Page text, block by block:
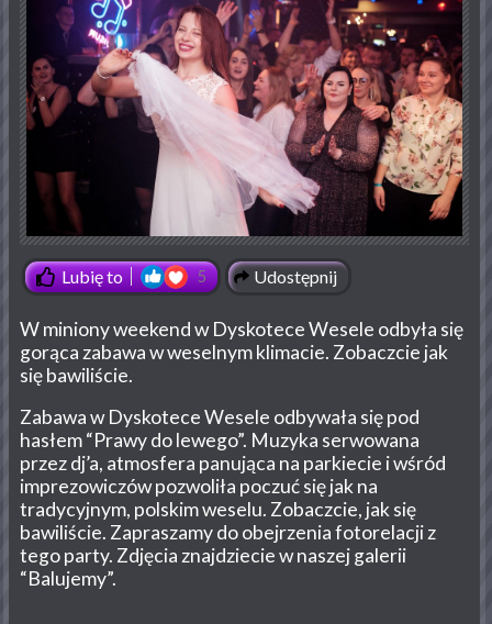
Lubię to 5 Udostępnij
W miniony weekend w Dyskotece Wesele odbyła się
gorąca zabawa w weselnym klimacie. Zobaczcie jak
się bawiliście.
Zabawa w Dyskotece Wesele odbywała się pod
hasłem “Prawy do lewego”. Muzyka serwowana
przez dj’a, atmosfera panująca na parkiecie i wśród
imprezowiczów pozwoliła poczuć się jak na
tradycyjnym, polskim weselu. Zobaczcie, jak się
bawiliście. Zapraszamy do obejrzenia fotorelacji z
tego party. Zdjęcia znajdziecie w naszej galerii
“Balujemy”.